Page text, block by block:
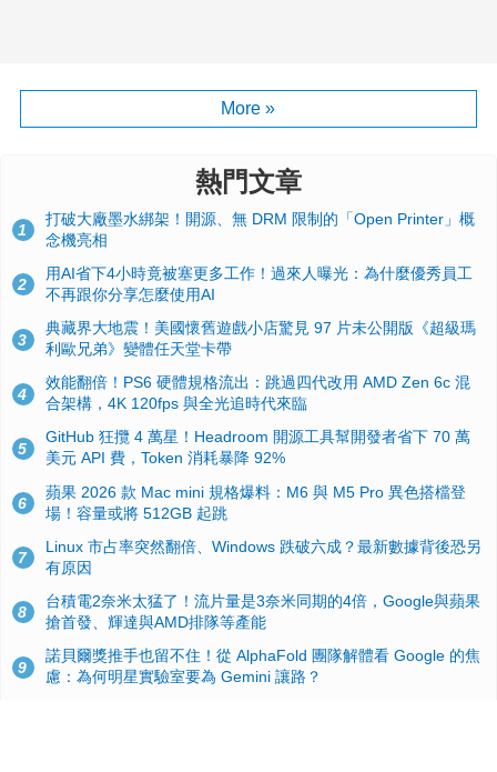
More »
熱門文章
1
打破大廠墨水綁架！開源、無 DRM 限制的「Open Printer」概
念機亮相
2
用AI省下4小時竟被塞更多工作！過來人曝光：為什麼優秀員工
不再跟你分享怎麼使用AI
3
典藏界大地震！美國懷舊遊戲小店驚見 97 片未公開版《超級瑪
利歐兄弟》變體任天堂卡帶
4
效能翻倍！PS6 硬體規格流出：跳過四代改用 AMD Zen 6c 混
合架構，4K 120fps 與全光追時代來臨
5
GitHub 狂攬 4 萬星！Headroom 開源工具幫開發者省下 70 萬
美元 API 費，Token 消耗暴降 92%
6
蘋果 2026 款 Mac mini 規格爆料：M6 與 M5 Pro 異色搭檔登
場！容量或將 512GB 起跳
7
Linux 市占率突然翻倍、Windows 跌破六成？最新數據背後恐另
有原因
8
台積電2奈米太猛了！流片量是3奈米同期的4倍，Google與蘋果
搶首發、輝達與AMD排隊等產能
9
諾貝爾獎推手也留不住！從 AlphaFold 團隊解體看 Google 的焦
慮：為何明星實驗室要為 Gemini 讓路？